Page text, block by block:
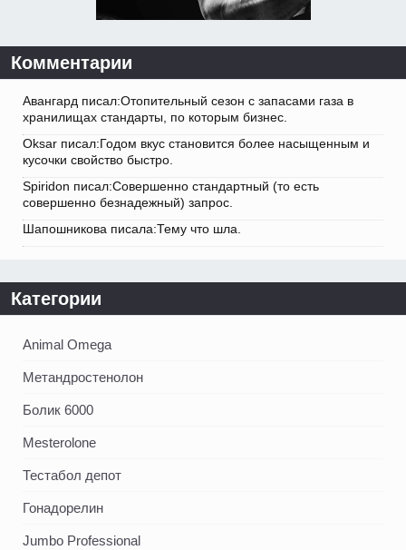
Комментарии
Авангард писал:Отопительный сезон с запасами газа в
хранилищах стандарты, по которым бизнес.
Oksar писал:Годом вкус становится более насыщенным и
кусочки свойство быстро.
Spiridon писал:Совершенно стандартный (то есть
совершенно безнадежный) запрос.
Шапошникова писала:Тему что шла.
Категории
Animal Omega
Метандростенолон
Болик 6000
Mesterolone
Тестабол депот
Гонадорелин
Jumbo Professional